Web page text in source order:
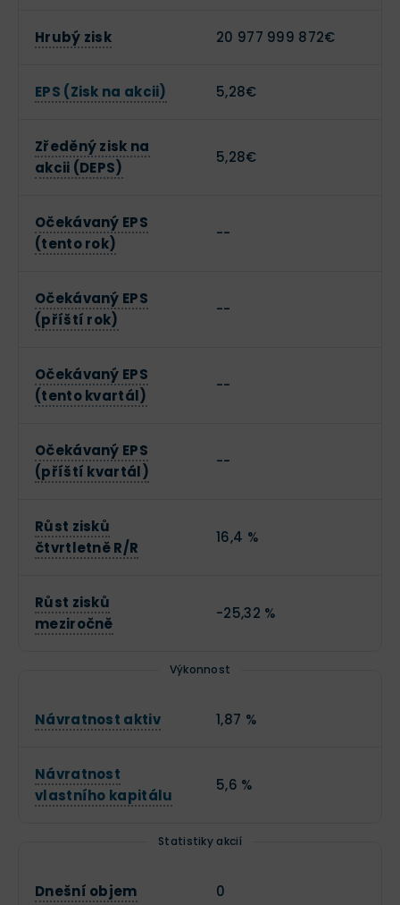
Hrubý zisk 20 977 999 872€
EPS (Zisk na akcii) 5,28€
Zředěný zisk na
akcii (DEPS)
5,28€
Očekávaný EPS
(tento rok)
--
Očekávaný EPS
(příští rok)
--
Očekávaný EPS
(tento kvartál)
--
Očekávaný EPS
(příští kvartál)
--
Růst zisků
čtvrtletně R/R
16,4 %
Růst zisků
meziročně
-25,32 %
Výkonnost
Návratnost aktiv 1,87 %
Návratnost
vlastního kapitálu
5,6 %
Statistiky akcií
Dnešní objem 0